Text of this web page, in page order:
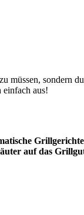
sondern
aus!
auf das